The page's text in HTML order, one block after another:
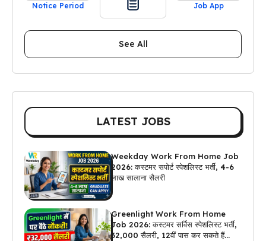
Notice Period Job App
See All
LATEST JOBS
Weekday Work From Home Job
2026: कस्टमर सपोर्ट स्पेशलिस्ट भर्ती, 4-6
लाख सालाना सैलरी
Greenlight Work From Home
Job 2026: कस्टमर सर्विस स्पेशलिस्ट भर्ती,
₹32,000 सैलरी, 12वीं पास कर सकते हैं